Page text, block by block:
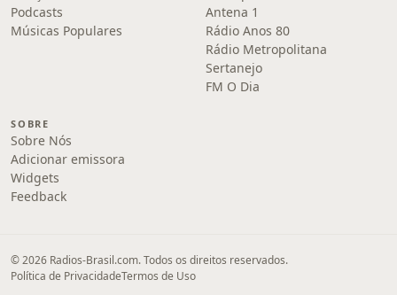
Podcasts
Músicas Populares
Antena 1
Rádio Anos 80
Rádio Metropolitana
Sertanejo
FM O Dia
SOBRE
Sobre Nós
Adicionar emissora
Widgets
Feedback
© 2026 Radios-Brasil.com. Todos os direitos reservados.
Política de PrivacidadeTermos de Uso